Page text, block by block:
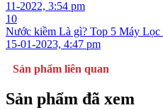
11-2022, 3:54 pm
10
Nước kiềm Là gì? Top 5 Máy
15-01-2023, 4:47 pm
Sản phẩm liên quan
Sản phẩm đã xem